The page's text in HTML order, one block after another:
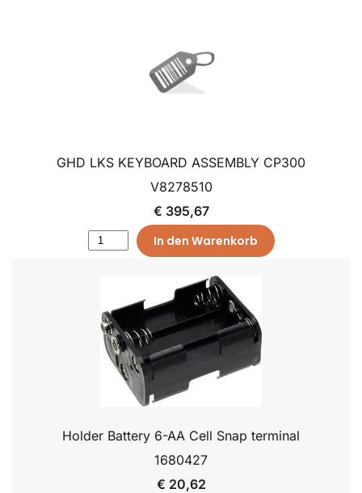
GHD LKS KEYBOARD ASSEMBLY CP300
V8278510
€ 395,67
In den Warenkorb
Holder Battery 6-AA Cell Snap terminal
1680427
€ 20,62